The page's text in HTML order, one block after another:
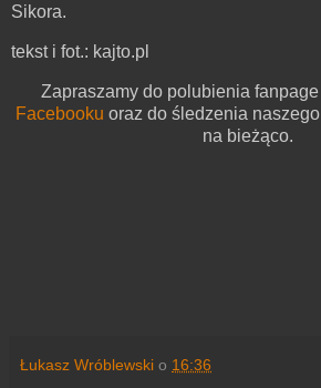
Sikora.
tekst i fot.: kajto.pl
Zapraszamy do polubienia fanpage
Facebooku oraz do śledzenia naszego
na bieżąco.
Łukasz Wróblewski o 16:36